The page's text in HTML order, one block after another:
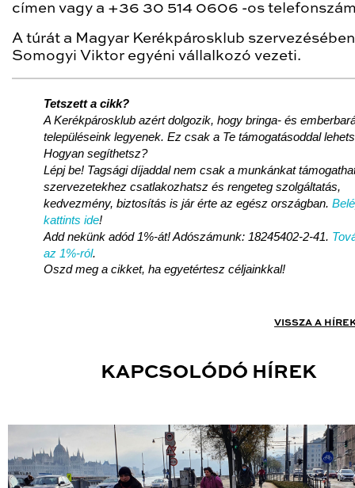
címen vagy a +36 30 514 0606 -os
A túrát a Magyar Kerékpárosklub szervezésében
Somogyi Viktor egyéni vállalkozó vezeti.
Tetszett a cikk?
A Kerékpárosklub azért dolgozik, hogy bringa- és
településeink legyenek. Ez csak a Te támogatásoddal
Hogyan segíthetsz?
Lépj be! Tagsági díjaddal nem csak a munkánkat
szervezetekhez csatlakozhatsz és rengeteg szolgáltatás,
kedvezmény, biztosítás is jár érte az egész országban.
kattints ide!
Add nekünk adód 1%-át! Adószámunk: 18245402-2-41.
az 1%-ról.
Oszd meg a cikket, ha egyetértesz céljainkkal!
VISSZA A
KAPCSOLÓDÓ HÍREK